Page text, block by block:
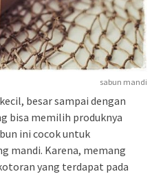
sabun mandi
besar sampai dengan
bisa memilih produknya
ini cocok untuk
mandi. Karena, memang
yang terdapat pada